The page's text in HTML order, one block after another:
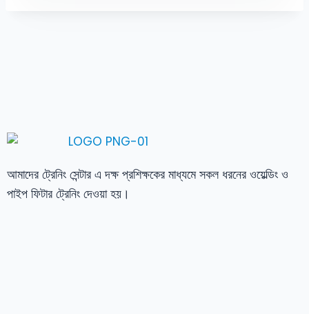
আমাদের ট্রেনিং সেন্টার এ দক্ষ প্রশিক্ষকের মাধ্যমে সকল ধরনের ওয়েল্ডিং ও
পাইপ ফিটার ট্রেনিং দেওয়া হয়।